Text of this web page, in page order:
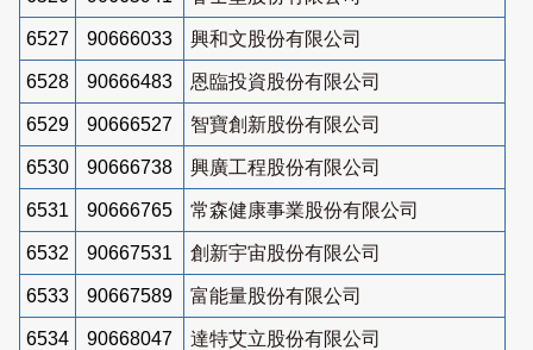
6527 90666033 興和文股份有限公司
6528 90666483 恩臨投資股份有限公司
6529 90666527 智寶創新股份有限公司
6530 90666738 興廣工程股份有限公司
6531 90666765 常森健康事業股份有限公司
6532 90667531 創新宇宙股份有限公司
6533 90667589 富能量股份有限公司
6534 90668047 達特艾立股份有限公司